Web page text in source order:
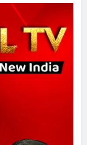
में बढ़ेंगी सुविधाएं: 67%
पर बड़ा झटका,